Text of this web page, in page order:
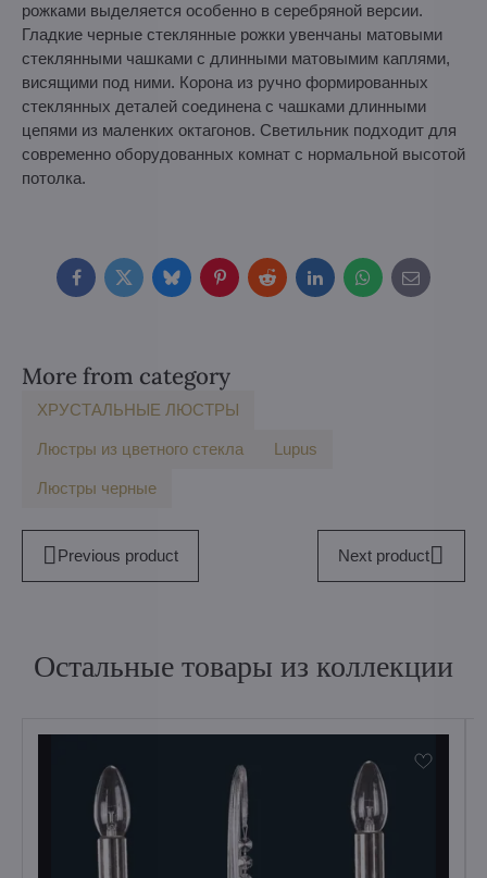
рожками выделяется особенно в серебряной версии.
Гладкие черные стеклянные рожки увенчаны матовыми
стеклянными чашками с длинными матовымим каплями,
висящими под ними. Корона из ручно формированных
стеклянных деталей соединена с чашками длинными
цепями из маленких октагонов. Светильник подходит для
современно оборудованных комнат с нормальной высотой
потолка.
FacebookTwitterBlueskyPinterestRedditLinkedInWhatsApp
E-
mail
More from category
ХРУСТАЛЬНЫЕ ЛЮСТРЫ
Люстры из цветного стекла Lupus
Люстры черные
Previous product Next product
Остальные товары из коллекции